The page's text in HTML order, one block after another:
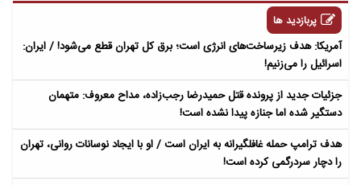
پربازدید ها
آمریکا: هدف زیرساخت‌های انرژی است؛ برق کل تهران قطع می‌شود! / ایران:
اسرائیل را می‌زنیم!
جزئیات جدید از پرونده قتل حمیدرضا رجب‌زاده، مداح معروف: متهمان
دستگیر شده اما جنازه پیدا نشده است!
هدف ترامپ حمله غافلگیرانه به ایران است / او با ایجاد نوسانات روانی، تهران
را دچار سردرگمی کرده است!